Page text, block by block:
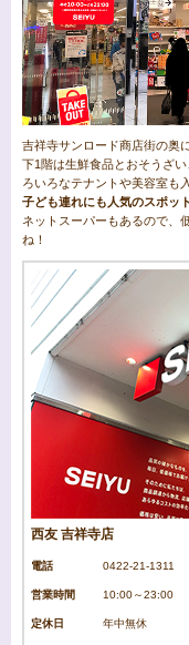
吉祥寺サンロード商店街の奥
下1階は生鮮食品とおそうざ
ろいろなテナントや美容室も
子ども連れにも人気のスポット
ネットスーパーもあるので、
ね！
西友 吉祥寺店
電話 0422-21-1311
営業時間 10:00～23:00
定休日 年中無休